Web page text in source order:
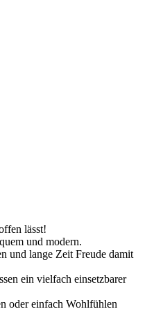
lässt!
und modern.
und lange Zeit Freude damit
ein vielfach einsetzbarer
oder einfach Wohlfühlen